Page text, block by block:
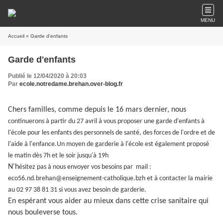
MENU
Accueil » Garde d'enfants
Garde d'enfants
Publié le 12/04/2020 à 20:03
Par ecole.notredame.brehan.over-blog.fr
Chers familles, comme depuis le 16 mars dernier, nous
continuerons à partir du 27 avril à vous proposer une garde d'enfants à
l'école pour les enfants des personnels de santé, des forces de l'ordre et de
l'aide à l'enfance.Un moyen de garderie à l'école est également proposé
le matin dès 7h et le soir jusqu'à 19h
N'hésitez pas à nous envoyer vos besoins par mail :
eco56.nd.brehan@enseignement-catholique.bzh et à contacter la mairie
au 02 97 38 81 31 si vous avez besoin de garderie.
En espérant vous aider au mieux dans cette crise sanitaire qui
nous bouleverse tous.